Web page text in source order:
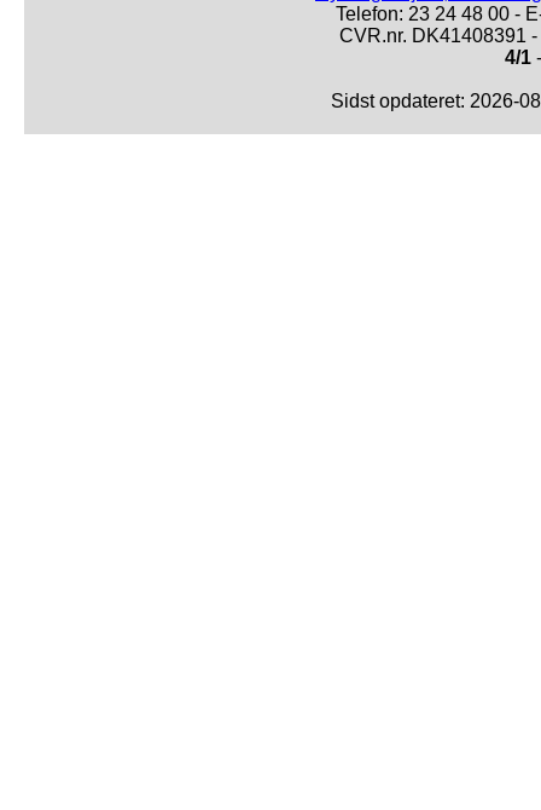
Telefon: 23 24 48 00 -
CVR.nr. DK41408391
4/1
Sidst opdateret: 2026-